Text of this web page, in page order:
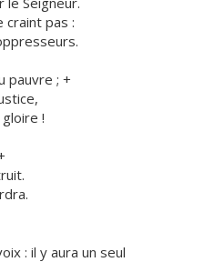
craint pas :
pauvre ; +
!
: il y aura un seul